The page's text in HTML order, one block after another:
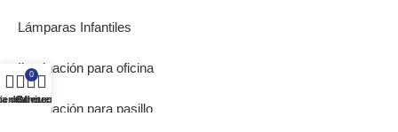
Lámparas Infantiles
Iluminación para oficina
Iluminación para pasillo
de deseos
0
Carrito
Mi cuenta